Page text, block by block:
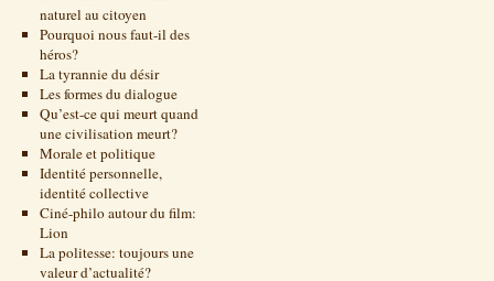
naturel au citoyen
Pourquoi nous faut-il des
héros?
La tyrannie du désir
Les formes du dialogue
Qu’est-ce qui meurt quand
une civilisation meurt?
Morale et politique
Identité personnelle,
identité collective
Ciné-philo autour du film:
Lion
La politesse: toujours une
valeur d’actualité?